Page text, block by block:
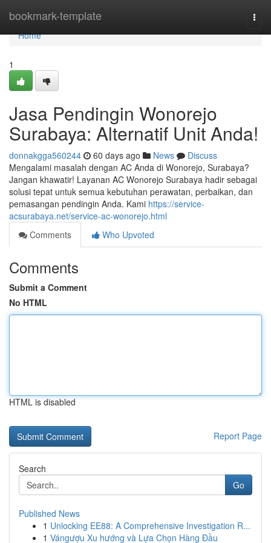
bookmark-template
Home
Home
1
Jasa Pendingin Wonorejo
Surabaya: Alternatif Unit Anda!
donnakgga560244 60 days ago News
Discuss
Mengalami masalah dengan AC Anda di Wonorejo, Surabaya?
Jangan khawatir! Layanan AC Wonorejo Surabaya hadir sebagai
solusi tepat untuk semua kebutuhan perawatan, perbaikan, dan
pemasangan pendingin Anda. Kami https://service-
acsurabaya.net/service-ac-wonorejo.html
Comments
Who Upvoted
Comments
Submit a Comment
No HTML
HTML is disabled
Report Page
Search
Go
Published News
1 Unlocking EE88: A Comprehensive Investigation R...
1 Vángượu Xu hướng và Lựa Chọn Hàng Đầu